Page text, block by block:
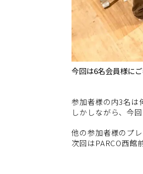
今回は6名会員様に
参加者様の内3名は
しかしながら、今
他の参加者様のプ
次回はPARCO西館